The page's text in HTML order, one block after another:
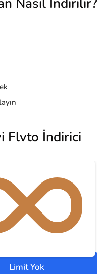
Flvto İndirici
Limit Yok